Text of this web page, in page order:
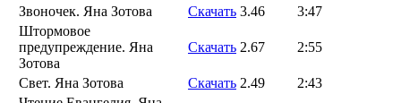
Звоночек. Яна Зотова
Скачать 3.46
3:47
Штормовое
предупреждение. Яна
Зотова
Скачать 2.67 2:55
Свет. Яна Зотова Скачать 2.49
2:43